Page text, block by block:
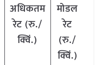
अधिकतम
रेट (रु./
क्विं.)
मोडल
रेट
(रु./
क्विं.)